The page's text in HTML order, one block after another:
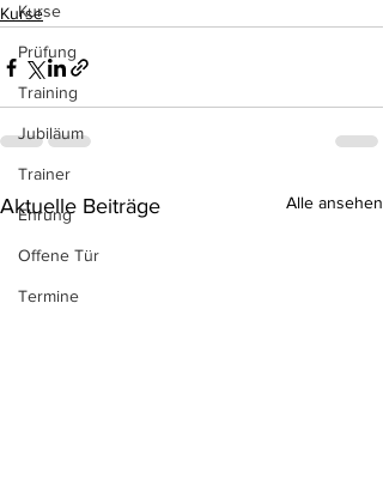
Kurse
Prüfung
Training
Jubiläum
Trainer
Ehrung
Offene Tür
Termine
Kurse
Aktuelle Beiträge Alle ansehen